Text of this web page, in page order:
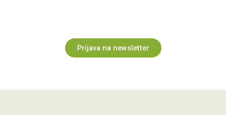
Prijava na newsletter